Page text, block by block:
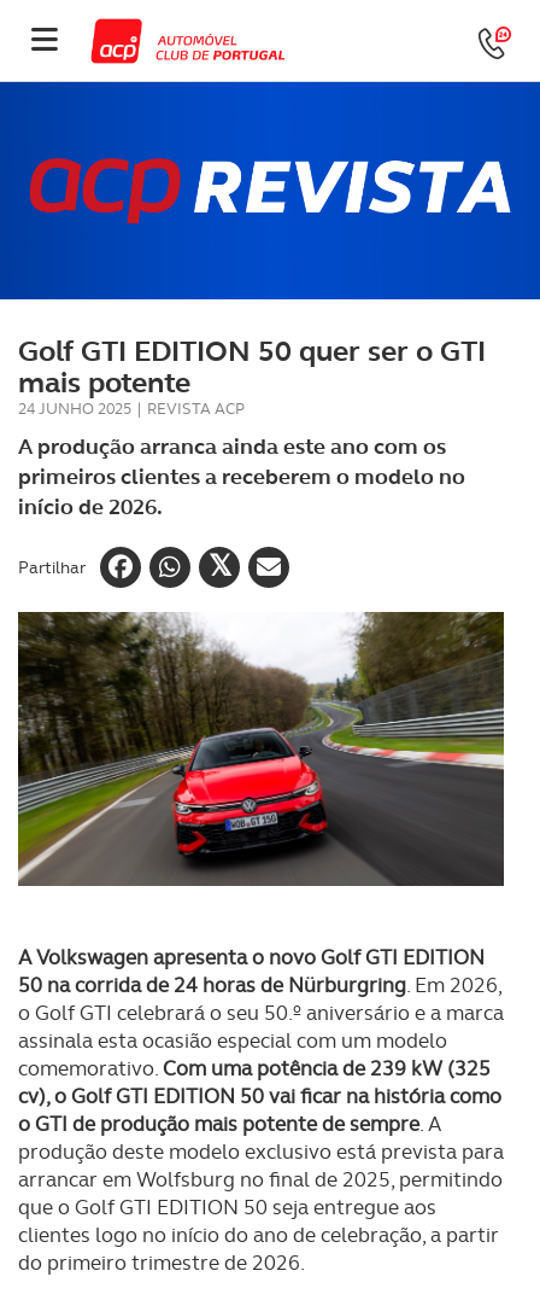
Golf GTI EDITION 50 quer ser o GTI
mais potente
24 JUNHO 2025 | REVISTA ACP
A produção arranca ainda este ano com os
primeiros clientes a receberem o modelo no
início de 2026.
Partilhar
A Volkswagen apresenta o novo Golf GTI EDITION
50 na corrida de 24 horas de Nürburgring. Em 2026,
o Golf GTI celebrará o seu 50.º aniversário e a marca
assinala esta ocasião especial com um modelo
comemorativo.Com uma potência de 239 kW (325
cv), o Golf GTI EDITION 50 vai ficar na história como
o GTI de produção mais potente de sempre. A
produção deste modelo exclusivo está prevista para
arrancar em Wolfsburg no final de 2025, permitindo
que o Golf GTI EDITION 50 seja entregue aos
clientes logo no início do ano de celebração, a partir
do primeiro trimestre de 2026.